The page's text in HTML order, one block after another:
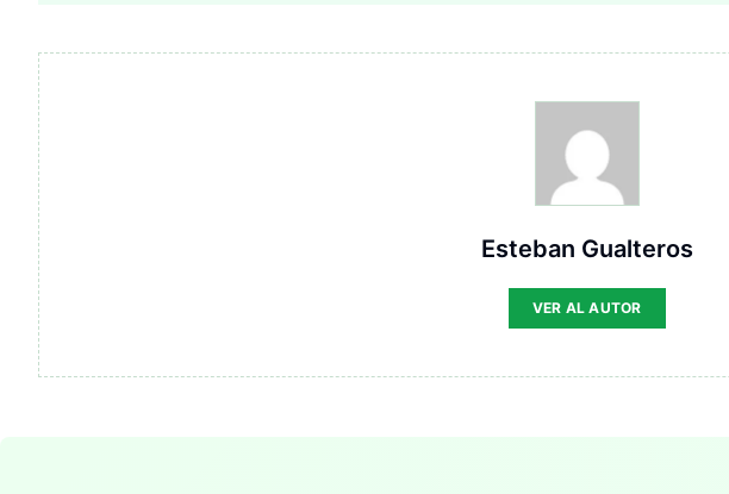
Esteban Gualteros
VER AL AUTOR